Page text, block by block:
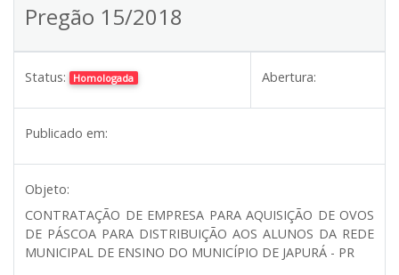
Pregão 15/2018
Status: Homologada Abertura:
Publicado em:
Objeto:
CONTRATAÇÃO DE EMPRESA PARA AQUISIÇÃO DE OVOS
DE PÁSCOA PARA DISTRIBUIÇÃO AOS ALUNOS DA REDE
MUNICIPAL DE ENSINO DO MUNICÍPIO DE JAPURÁ - PR